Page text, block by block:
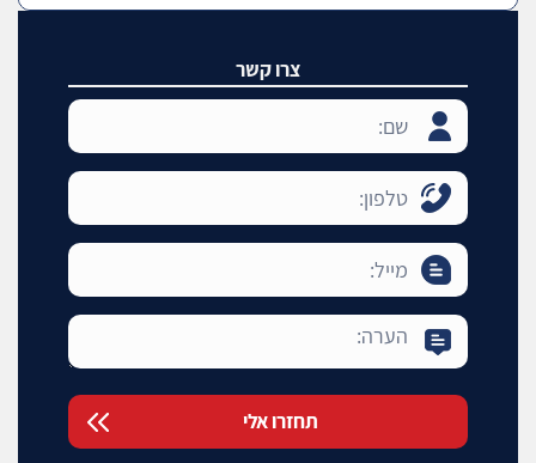
צרו קשר